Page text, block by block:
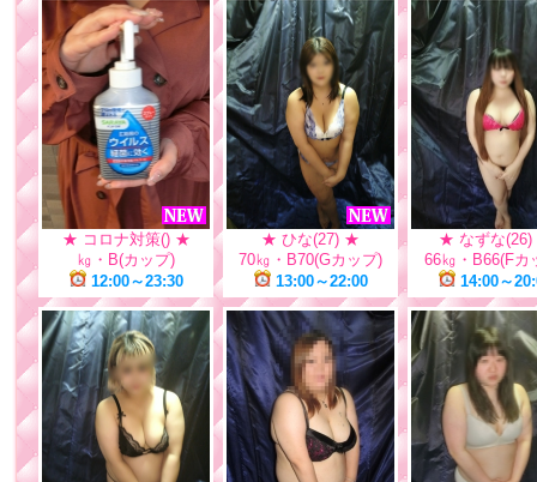
10:00～23:30
★ コロナ対策() ★
㎏・B(カップ)
12:00～23:30
★ ひな(27) ★
70㎏・B70(Gカップ)
13:00～22:00
★ なずな
66㎏・B66(Fカ
14:00～